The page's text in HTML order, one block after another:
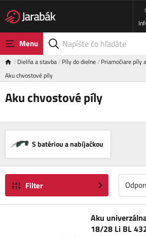
Menu
Dielňa a stavba Píly do dielne Priamočiare píly
Aku chvostové píly
Aku chvostové píly
S batériou a nabíjačkou
Filter
Aku
18/28 Li BL